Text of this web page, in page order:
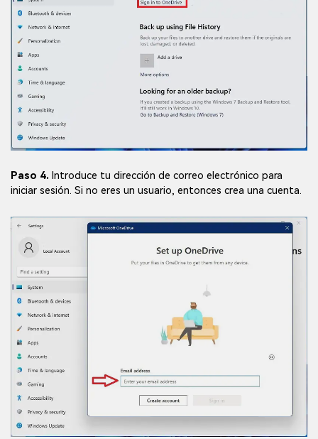
Paso 4. Introduce tu dirección de correo electrónico para
iniciar sesión. Si no eres un usuario, entonces crea una cuenta.